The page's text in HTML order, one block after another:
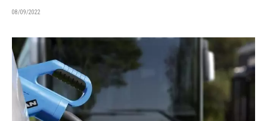
08/09/2022